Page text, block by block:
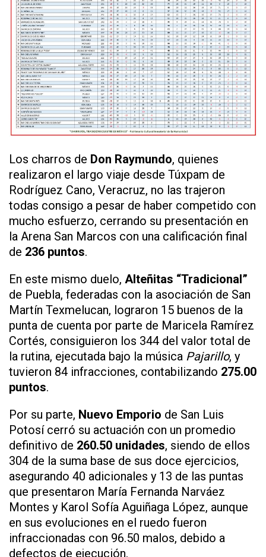
Los charros de Don Raymundo, quienes
realizaron el largo viaje desde Túxpam de
Rodríguez Cano, Veracruz, no las trajeron
todas consigo a pesar de haber competido con
mucho esfuerzo, cerrando su presentación en
la Arena San Marcos con una calificación final
de 236 puntos.
En este mismo duelo, Alteñitas “Tradicional”
de Puebla, federadas con la asociación de San
Martín Texmelucan, lograron 15 buenos de la
punta de cuenta por parte de Maricela Ramírez
Cortés, consiguieron los 344 del valor total de
la rutina, ejecutada bajo la música Pajarillo, y
tuvieron 84 infracciones, contabilizando 275.00
puntos.
Por su parte, Nuevo Emporio de San Luis
Potosí cerró su actuación con un promedio
definitivo de 260.50 unidades, siendo de ellos
304 de la suma base de sus doce ejercicios,
asegurando 40 adicionales y 13 de las puntas
que presentaron María Fernanda Narváez
Montes y Karol Sofía Aguiñaga López, aunque
en sus evoluciones en el ruedo fueron
infraccionadas con 96.50 malos, debido a
defectos de ejecución.